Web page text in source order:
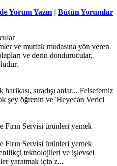
Yorum Yazın | Bütün Yorumlar
ve mutfak modasına yön veren
ve derin dondurucular,
sıradışı anlar... Felsefemiz
şey öğrenin ve 'Heyecan Verici
Fırın Servisi ürünleri yemek
Fırın Servisi ürünleri yemek
teknolojileri ve işlevsel
yaratmak için z...